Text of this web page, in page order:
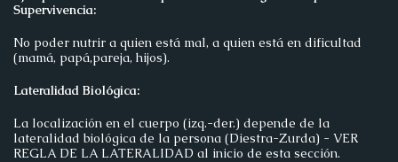
Supervivencia:
No poder nutrir a quien está mal, a quien está en dificultad
(mamá, papá,pareja, hijos).
Lateralidad Biológica:
La localización en el cuerpo (izq.-der.) depende de la
lateralidad biológica de la persona (Diestra-Zurda) - VER
REGLA DE LA LATERALIDAD al inicio de esta sección.